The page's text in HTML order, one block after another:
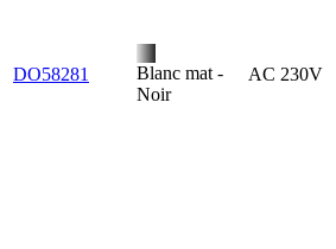
DO58281
Blanc mat -
Noir
AC 230V